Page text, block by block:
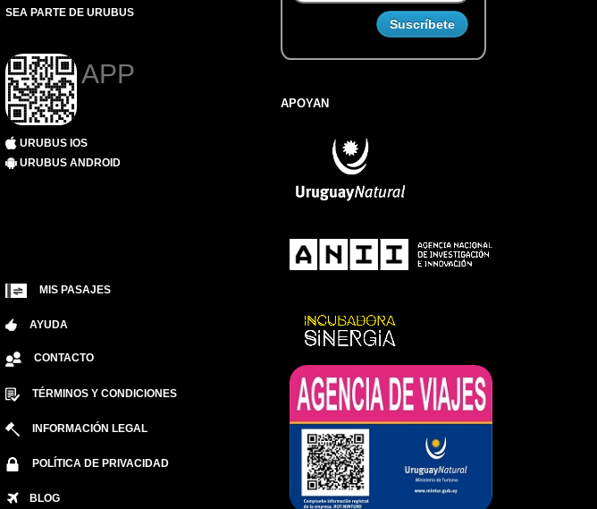
SEA PARTE DE URUBUS
APP
URUBUS IOS
URUBUS ANDROID
MIS PASAJES
AYUDA
CONTACTO
TÉRMINOS Y CONDICIONES
INFORMACIÓN LEGAL
POLÍTICA DE PRIVACIDAD
BLOG
APOYAN